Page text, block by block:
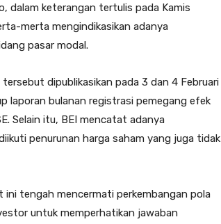
dalam keterangan tertulis pada Kamis
merta mengindikasikan adanya
pasar modal.
dipublikasikan pada 3 dan 4 Februari
laporan bulanan registrasi pemegang efek
Selain itu, BEI mencatat adanya
penurunan harga saham yang juga tidak
tengah mencermati perkembangan pola
untuk memperhatikan jawaban